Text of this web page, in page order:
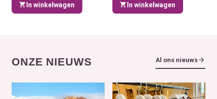
In winkelwagen In winkelwagen
ONZE NIEUWS Al ons nieuws